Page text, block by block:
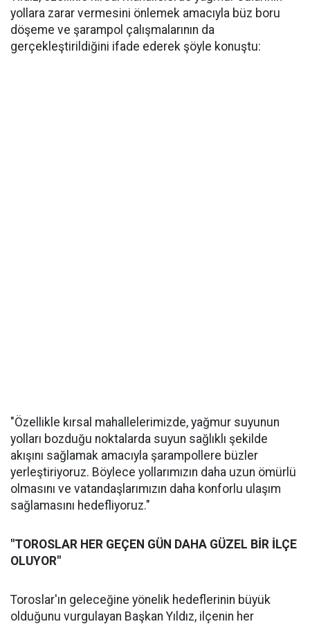
yollara zarar vermesini önlemek amacıyla büz boru
döşeme ve şarampol çalışmalarının da
gerçekleştirildiğini ifade ederek şöyle konuştu:
"Özellikle kırsal mahallelerimizde, yağmur suyunun
yolları bozduğu noktalarda suyun sağlıklı şekilde
akışını sağlamak amacıyla şarampollere büzler
yerleştiriyoruz. Böylece yollarımızın daha uzun ömürlü
olmasını ve vatandaşlarımızın daha konforlu ulaşım
sağlamasını hedefliyoruz."
"TOROSLAR HER GEÇEN GÜN DAHA GÜZEL BİR İLÇE
OLUYOR"
Toroslar'ın geleceğine yönelik hedeflerinin büyük
olduğunu vurgulayan Başkan Yıldız, ilçenin her